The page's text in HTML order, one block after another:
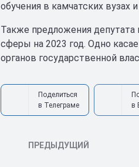
обучения в камчатских вузах
Также предложения
сферы на 2023 год. Одно
органов государственной
Поделиться
в Телеграме
в
ПРЕДЫДУЩИЙ